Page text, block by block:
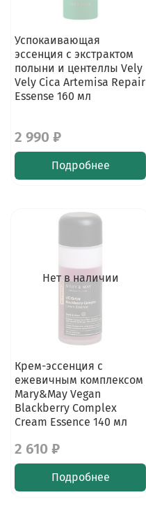
Успокаивающая
эссенция с экстрактом
полыни и центеллы Vely
Vely Cica Artemisa Repair
Essense 160 мл
2 990 ₽
Подробнее
Нет в наличии
Крем-эссенция с
ежевичным комплексом
Mary&May Vegan
Blackberry Complex
Cream Essence 140 мл
2 610 ₽
Подробнее